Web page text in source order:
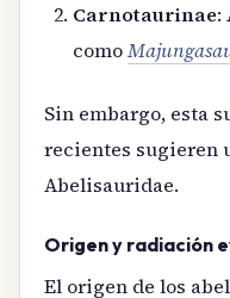
Carnotaurinae:
como
Sin embargo, esta
recientes sugieren
Abelisauridae.
Origen y radiación
El origen de los